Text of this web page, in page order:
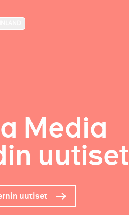
Media
uutiset
uutiset